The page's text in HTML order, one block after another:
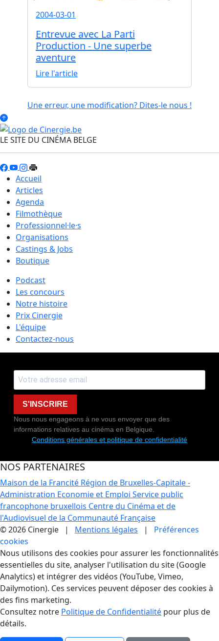
2004-03-01
Entrevue avec La Parti
Production - Une superbe
aventure
Lire l'article
Une erreur, une modification? Dites-le nous !
LE SITE DU CINÉMA BELGE
Accueil
Articles
Agenda
Filmothèque
Professionnel·le·s
Organisations
Castings & Jobs
Boutique
Podcast
Les concours
Notre histoire
Prix Cinergie
L'équipe
Contactez-nous
S'INSCRIRE
Nous nous engageons à ne vous envoyer que des
informations relatives au cinéma en Belgique.
Conditions générales et politique de confidentialité
NOS PARTENAIRES
Maison de la Francité Région de Bruxelles-Capitale -
Administration Economie et Emploi Service public
francophone bruxellois Centre du Cinéma et de
l'Audiovisuel de la Communauté Française
© 2026 Cinergie | Mentions légales | Préférences
cookies
Gestion des Cookies
Nous utilisons des cookies pour assurer les fonctionnalités
essentielles du site, analyser l'utilisation du site (Google
Analytics) et intégrer des vidéos (YouTube, Vimeo,
Dailymotion). Ces services peuvent déposer des cookies à
des fins marketing.
Consultez notre Politique de Confidentialité pour plus de
détails.